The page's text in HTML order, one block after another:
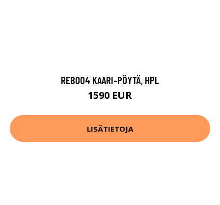
REB004 KAARI-PÖYTÄ, HPL
1590 EUR
LISÄTIETOJA